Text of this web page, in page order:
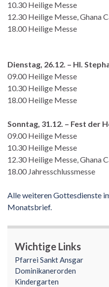
10.30 Heilige Messe
12.30 Heilige Messe, Ghana
18.00 Heilige Messe
Dienstag, 26.12. – Hl.
09.00 Heilige Messe
10.30 Heilige Messe
18.00 Heilige Messe
Sonntag, 31.12. – Fest der
09.00 Heilige Messe
10.30 Heilige Messe
12.30 Heilige Messe, Ghana
18.00 Jahresschlussmesse
Alle weiteren Gottesdienste
Monatsbrief.
Wichtige Links
Pfarrei Sankt Ansgar
Dominikanerorden
Kindergarten